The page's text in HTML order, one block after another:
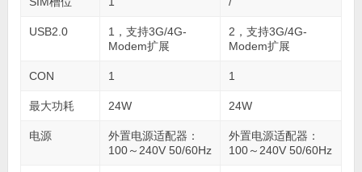
USB2.0
1，支持3G/4G-
Modem扩展
2，支持3G/4G-
Modem扩展
CON 1 1
最大功耗 24W 24W
电源
外置电源适配器：
100～240V 50/60Hz
外置电源适配器：
100～240V 50/60Hz